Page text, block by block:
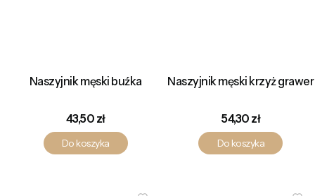
Naszyjnik męski buźka
Cena
43,50 zł
Do koszyka
Naszyjnik męski krzyż grawer
Cena
54,30 zł
Do koszyka